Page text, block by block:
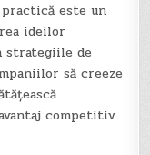
este un
ideilor
strategiile de
să creeze
competitiv